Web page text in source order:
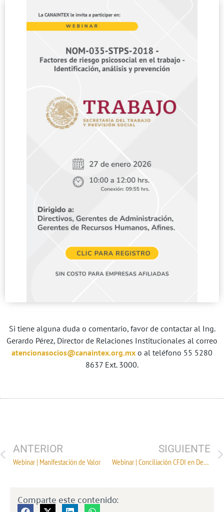
Si tiene alguna duda o comentario, favor de contactar al Ing.
Gerardo Pérez, Director de Relaciones Institucionales al correo
atencionasocios@canaintex.org.mx o al teléfono 55 5280
8637 Ext. 3000.
ANTERIOR
Webinar | Manifestación de Valor
SIGUIENTE
Webinar | Conciliación CFDI en Declaración Anual de Personas Morales
Comparte este contenido: